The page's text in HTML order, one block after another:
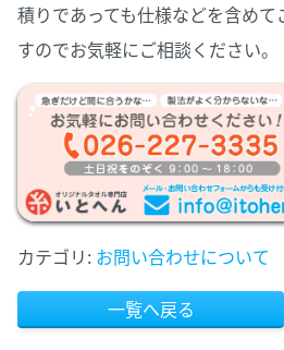
積りであっても仕様などを含め
すのでお気軽にご相談ください。
カテゴリ: お問い合わせについて
一覧へ戻る